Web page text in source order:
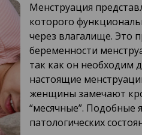
Менструация
которого
через влагалище. Это
беременности
так как он необходим
настоящие
женщины замечают
“месячные”. Подобные
патологических